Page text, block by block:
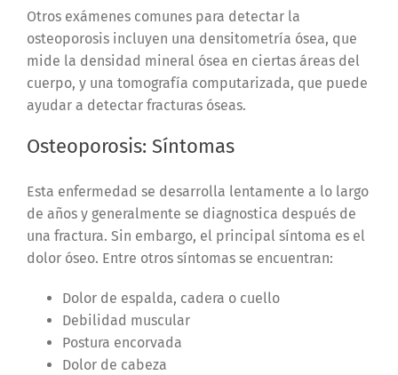
Otros exámenes comunes para detectar la
osteoporosis incluyen una densitometría ósea, que
mide la densidad mineral ósea en ciertas áreas del
cuerpo, y una tomografía computarizada, que puede
ayudar a detectar fracturas óseas.
Osteoporosis: Síntomas
Esta enfermedad se desarrolla lentamente a lo largo
de años y generalmente se diagnostica después de
una fractura. Sin embargo, el principal síntoma es el
dolor óseo. Entre otros síntomas se encuentran:
Dolor de espalda, cadera o cuello
Debilidad muscular
Postura encorvada
Dolor de cabeza